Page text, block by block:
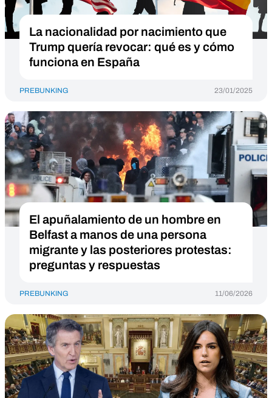
La nacionalidad por nacimiento que
Trump quería revocar: qué es y cómo
funciona en España
PREBUNKING 23/01/2025
El apuñalamiento de un hombre en
Belfast a manos de una persona
migrante y las posteriores protestas:
preguntas y respuestas
PREBUNKING 11/06/2026